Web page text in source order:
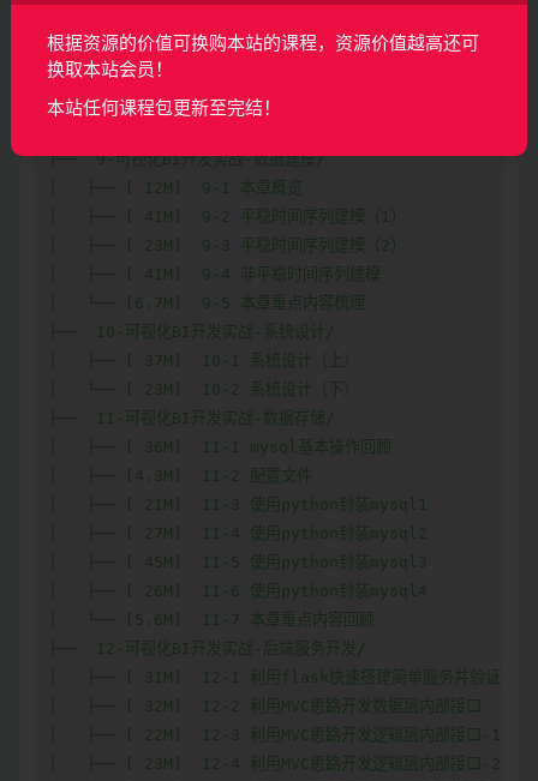
│   ├── [ 48M]  8-3 运用正则处理数据（1）
│   ├── [ 41M]  8-4 运用正则处理数据（2）
│   ├── [ 37M]  8-5 聚合分组变化规约
├──  9-可视化BI开发实战-数据建模/
│   ├── [ 12M]  9-1 本章概览
│   ├── [ 41M]  9-2 平稳时间序列建模（1）
│   ├── [ 23M]  9-3 平稳时间序列建模（2）
│   ├── [ 41M]  9-4 非平稳时间序列建模
│   └── [6.7M]  9-5 本章重点内容梳理
├──  10-可视化BI开发实战-系统设计/
│   ├── [ 37M]  10-1 系统设计（上）
│   └── [ 23M]  10-2 系统设计（下）
├──  11-可视化BI开发实战-数据存储/
│   ├── [ 36M]  11-1 mysql基本操作回顾
│   ├── [4.3M]  11-2 配置文件
│   ├── [ 21M]  11-3 使用python封装mysql1
│   ├── [ 27M]  11-4 使用python封装mysql2
│   ├── [ 45M]  11-5 使用python封装mysql3
│   ├── [ 26M]  11-6 使用python封装mysql4
│   └── [5.6M]  11-7 本章重点内容回顾
├──  12-可视化BI开发实战-后端服务开发/
│   ├── [ 31M]  12-1 利用flask快速搭建简单服务并验证
│   ├── [ 32M]  12-2 利用MVC思路开发数据层内部接口
│   ├── [ 22M]  12-3 利用MVC思路开发逻辑层内部接口-1
│   ├── [ 23M]  12-4 利用MVC思路开发逻辑层内部接口-2
根据资源的价值可换购本站的课程，资源价值越高还可
换取本站会员！
本站任何课程包更新至完结！